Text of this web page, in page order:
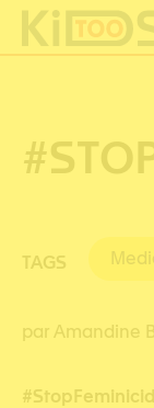
TAGS
par Amandine
Cookies